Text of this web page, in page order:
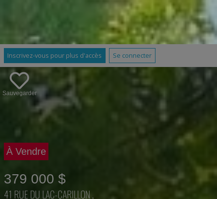
Inscrivez-vous pour plus d'accès Se connecter
Sauvegarder
À Vendre
379 000 $
41 RUE DU LAC-CARILLON ,